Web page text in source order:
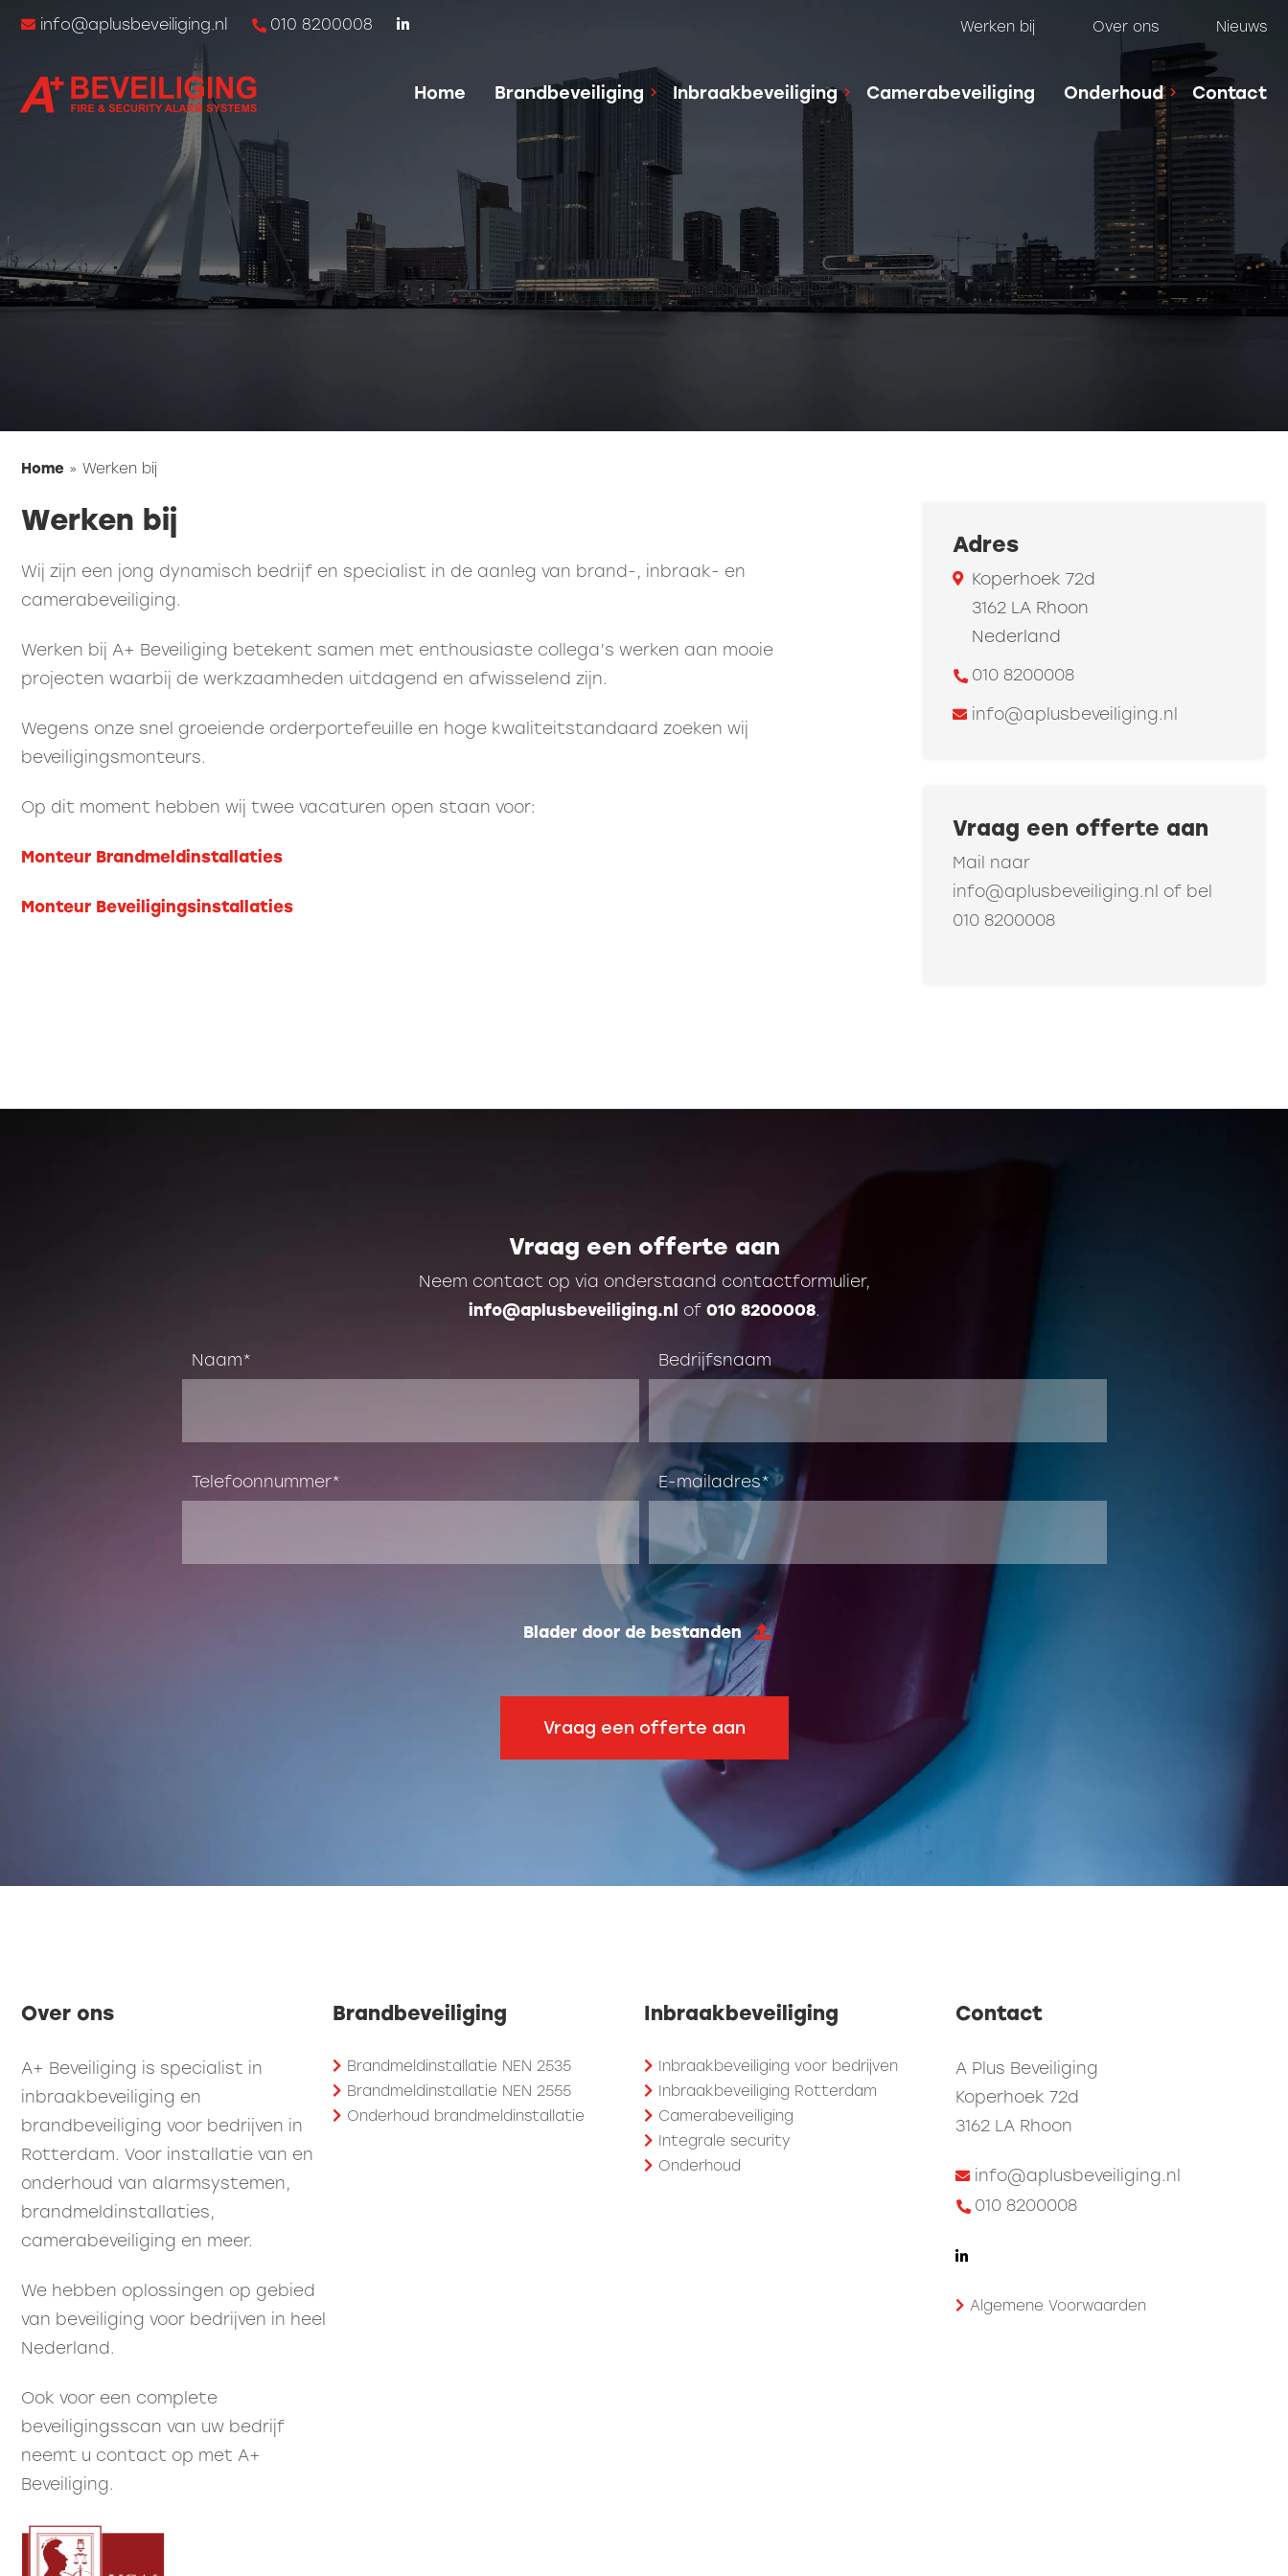
info@aplusbeveiliging.nl 010 8200008 Werken bij Over ons Nieuws
Home Brandbeveiliging Inbraakbeveiliging Camerabeveiliging Onderhoud Contact
Home » Werken bij
Werken bij
Wij zijn een jong dynamisch bedrijf en specialist in de aanleg van brand-, inbraak- en
camerabeveiliging.
Werken bij A+ Beveiliging betekent samen met enthousiaste collega’s werken aan mooie
projecten waarbij de werkzaamheden uitdagend en afwisselend zijn.
Wegens onze snel groeiende orderportefeuille en hoge kwaliteitstandaard zoeken wij
beveiligingsmonteurs.
Op dit moment hebben wij twee vacaturen open staan voor:
Monteur Brandmeldinstallaties
Monteur Beveiligingsinstallaties
Adres
Koperhoek 72d
3162 LA Rhoon
Nederland
010 8200008
info@aplusbeveiliging.nl
Vraag een offerte aan
Mail naar
info@aplusbeveiliging.nl of bel
010 8200008
Vraag een offerte aan
Neem contact op via onderstaand contactformulier,
info@aplusbeveiliging.nl of 010 8200008.
Naam
Telefoonnummer
Bedrijfsnaam
E-mailadres
Blader door de bestanden
Over ons
A+ Beveiliging is specialist in
inbraakbeveiliging en
brandbeveiliging voor bedrijven in
Rotterdam. Voor installatie van en
onderhoud van alarmsystemen,
brandmeldinstallaties,
camerabeveiliging en meer.
We hebben oplossingen op gebied
van beveiliging voor bedrijven in heel
Nederland.
Ook voor een complete
beveiligingsscan van uw bedrijf
neemt u contact op met A+
Beveiliging.
Brandbeveiliging
Brandmeldinstallatie NEN 2535
Brandmeldinstallatie NEN 2555
Onderhoud brandmeldinstallatie
Inbraakbeveiliging
Inbraakbeveiliging voor bedrijven
Inbraakbeveiliging Rotterdam
Camerabeveiliging
Integrale security
Onderhoud
Contact
A Plus Beveiliging
Koperhoek 72d
3162 LA Rhoon
info@aplusbeveiliging.nl
010 8200008
Algemene Voorwaarden